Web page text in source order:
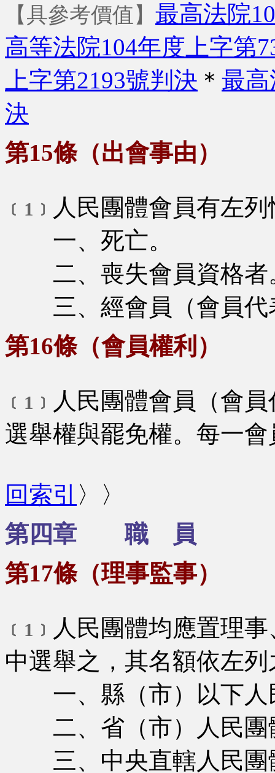
【具參考價值】 最高法院
高等法院104年度上字第
上字第2193號判決 ＊ 最高
決
第15條（出會事由）
﹝1﹞ 人民團體會員有左
一、死亡。
二、喪失會員資格者
三、經會員（會員代
第16條（會員權利）
﹝1﹞ 人民團體會員（會
選舉權與罷免權。每一
回索引 〉〉
第四章 職 員
第17條（理事監事）
﹝1﹞ 人民團體均應置理
中選舉之，其名額依左
一、縣（市）以下人
二、省（市）人民團
三、中央直轄人民團